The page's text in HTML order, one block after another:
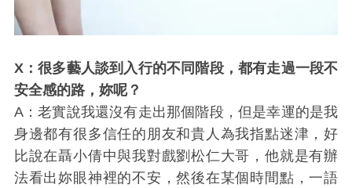
X：很多藝人談到入行的不同階段，都有走過一段不
安全感的路，妳呢？
A：老實說我還沒有走出那個階段，但是幸運的是我
身邊都有很多信任的朋友和貴人為我指點迷津，好
比說在聶小倩中與我對戲劉松仁大哥，他就是有辦
法看出妳眼神裡的不安，然後在某個時間點，一語